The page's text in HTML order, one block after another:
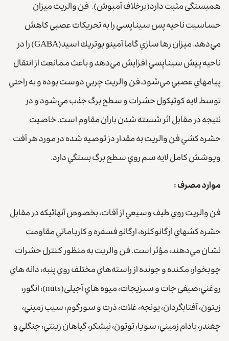
همبستگی مثبت دارد(برخلاف آمبوش). فن والريت ميزان
حساسيت ناحيه پس سيناپسي را به تحريكات عصبي كاهش
مي‌دهد. ميزان رها سازي گاما آمينو بوتريك اسيد(GABA) را در
ناحيه پيش سيناپسي افزايش مي‌دهد و باعث ممانعت از انتقال
پيامهاي عصبي مي‌شود.فن والريت چربي دوست بوده و به راحتي
توسط لايه كوتيكول حشرات و سطح برگ جذب مي‌شود و در
نتيجه در مقابل اثر شسته شدن باران مقاوم است. خاصيت
حشره كشي فن والريت به مقدار دز توصيه شده در مورد هر آفت
وپوشش كامل لايه سم روي سطح برگ بستگي دارد.
موارد مصرف :
فن والريت روي طيف وسيعي از آفات، بخصوص آنهائيكه در مقابل
حشره كشهاي ارگانوكلره، ارگانو‌ فسفره و كارباماتي مقاومت
نشان مي‌دهند، مؤثر است. فن والريت به منظور كنترل حشرات
چوبخوار، مكنده و جونده از راسته‌هاي مختلف روي پنبه، دانه هاي
روغني،صیفی جات و سبزيجات، ميوه هاي آجیلی(nuts)، انگور،
زيتون، آفتابگردان، يونجه، غلات، ذرت و سورگوم، سيب زميني،
چغندر، بادام زميني، سويا، توتون، نيشكر، گياهان زينتي، جنگلي و